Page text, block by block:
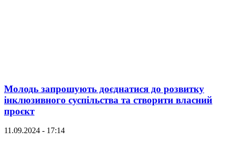
Молодь запрошують доєднатися до розвитку
інклюзивного суспільства та створити власний
проєкт
11.09.2024 - 17:14